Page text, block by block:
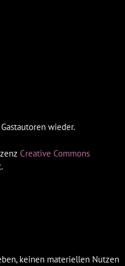
wieder.
Creative Commons
keinen materiellen Nutzen